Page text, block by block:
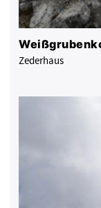
Zederhaus